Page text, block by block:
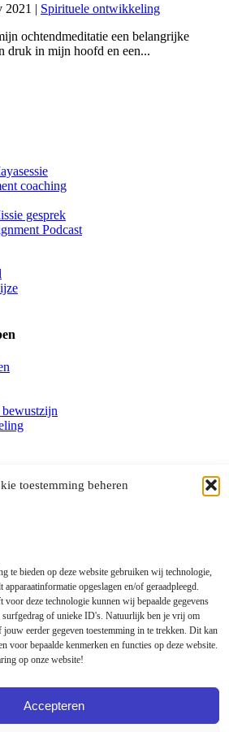
toestemming beheren
te bieden op deze website gebruiken wij technologie,
opgeslagen en/of geraadpleegd.
voor deze technologie kunnen wij bepaalde gegevens
surfgedrag of unieke ID's. Natuurlijk ben je vrij om
jouw eerder gegeven toestemming in te trekken. Dit kan
voor bepaalde kenmerken en functies op deze website.
op onze website!
Accepteren
2021 | Spirituele ontwikkeling
ochtendmeditatie een belangrijke
druk in mijn hoofd en een...
coaching
gesprek
Podcast